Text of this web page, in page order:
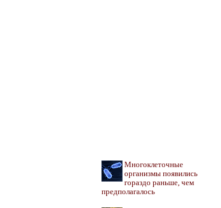
Многоклеточные
организмы появились
гораздо раньше, чем
предполагалось